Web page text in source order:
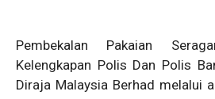
Pembekalan Pakaian
Kelengkapan Polis Dan Polis
Diraja Malaysia Berhad melalui